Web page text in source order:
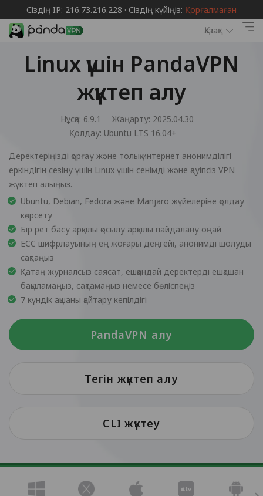
Сіздің IP: 216.73.216.228 · Сіздің күйіңіз: Қорғалмаған
Қазақ
Linux үшін PandaVPN
жүктеп алу
Нұсқа: 6.9.1
Жаңарту: 2025.04.30
Қолдау: Ubuntu LTS 16.04+
Деректеріңізді қорғау және толық интернет анонимділігі
еркіндігін сезіну үшін Linux үшін сенімді және қауіпсіз VPN
жүктеп алыңыз.
Ubuntu, Debian, Fedora және Manjaro жүйелеріне қолдау
көрсету
Бір рет басу арқылы қосылу арқылы пайдалану оңай
ECC шифрлауының ең жоғары деңгейі, анонимді шолуды
сақтаңыз
Қатаң журналсыз саясат, ешқандай деректерді ешқашан
бақыламаңыз, сақтамаңыз немесе бөліспеңіз
7 күндік ақшаны қайтару кепілдігі
PandaVPN алу
Тегін жүктеп алу
CLI жүктеу